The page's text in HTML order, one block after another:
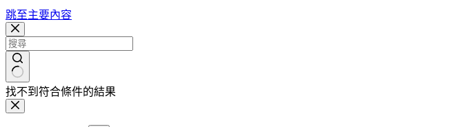
跳至主要內容
找不到符合條件的結果